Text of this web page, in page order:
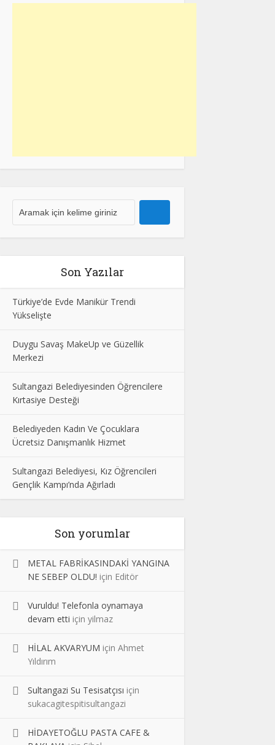
Son Yazılar
Türkiye’de Evde Manikür Trendi
Yükselişte
Duygu Savaş MakeUp ve Güzellik
Merkezi
Sultangazi Belediyesinden Öğrencilere
Kırtasiye Desteği
Belediyeden Kadın Ve Çocuklara
Ücretsiz Danışmanlık Hizmet
Sultangazi Belediyesi, Kız Öğrencileri
Gençlik Kampı’nda Ağırladı
Son yorumlar
METAL FABRİKASINDAKİ YANGINA
NE SEBEP OLDU! için Editör
Vuruldu! Telefonla oynamaya
devam etti için yilmaz
HİLAL AKVARYUM için Ahmet
Yıldırım
Sultangazi Su Tesisatçısı için
sukacagitespitisultangazi
HİDAYETOĞLU PASTA CAFE &